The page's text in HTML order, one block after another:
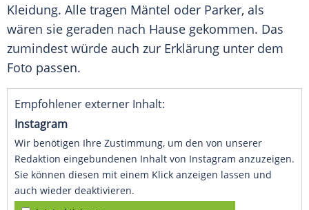
Kleidung. Alle tragen Mäntel oder Parker, als
wären sie geraden nach Hause gekommen. Das
zumindest würde auch zur Erklärung unter dem
Foto passen.
Empfohlener externer Inhalt:
Instagram
Wir benötigen Ihre Zustimmung, um den von unserer
Redaktion eingebundenen Inhalt von Instagram anzuzeigen.
Sie können diesen mit einem Klick anzeigen lassen und
auch wieder deaktivieren.